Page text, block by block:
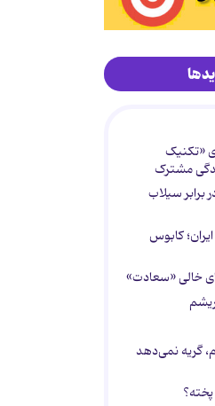
«تکنیک
مشترک
برابر سیلاب
کابوس
خالی «سعادت»
گریه نمی‌دهد